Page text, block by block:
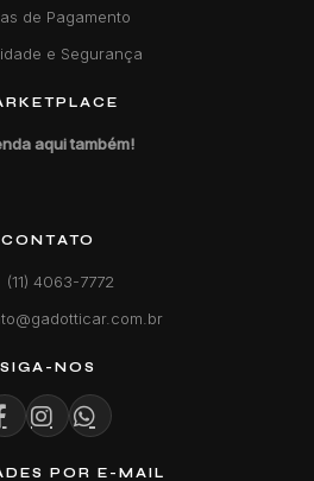
de Pagamento
e Segurança
aqui também!
CONTATO
(11) 4063-7772
SIGA-NOS
POR E-MAIL